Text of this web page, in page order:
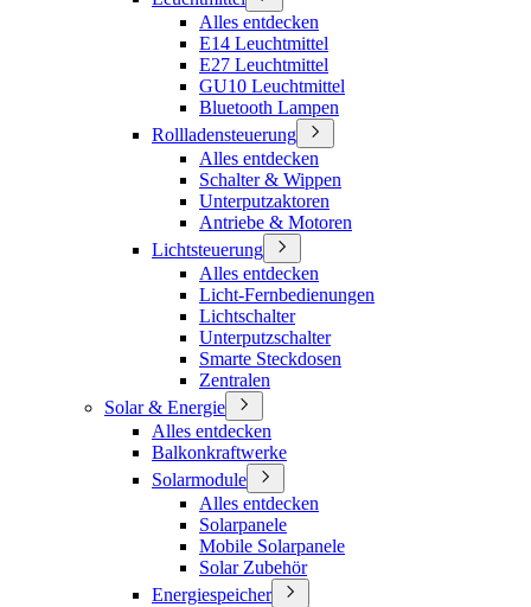
Alles entdecken
E14 Leuchtmittel
E27 Leuchtmittel
GU10 Leuchtmittel
Bluetooth Lampen
Rollladensteuerung
Alles entdecken
Schalter & Wippen
Unterputzaktoren
Antriebe & Motoren
Lichtsteuerung
Alles entdecken
Licht-Fernbedienungen
Lichtschalter
Unterputzschalter
Smarte Steckdosen
Zentralen
Solar & Energie
Alles entdecken
Balkonkraftwerke
Solarmodule
Alles entdecken
Solarpanele
Mobile Solarpanele
Solar Zubehör
Energiespeicher